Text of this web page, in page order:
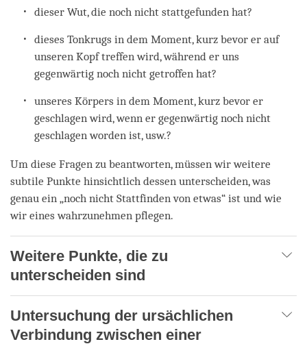
dieser Wut, die noch nicht stattgefunden hat?
dieses Tonkrugs in dem Moment, kurz bevor er auf
unseren Kopf treffen wird, während er uns
gegenwärtig noch nicht getroffen hat?
unseres Körpers in dem Moment, kurz bevor er
geschlagen wird, wenn er gegenwärtig noch nicht
geschlagen worden ist, usw.?
Um diese Fragen zu beantworten, müssen wir weitere
subtile Punkte hinsichtlich dessen unterscheiden, was
genau ein „noch nicht Stattfinden von etwas“ ist und wie
wir eines wahrzunehmen pflegen.
Weitere Punkte, die zu
unterscheiden sind
Untersuchung der ursächlichen
Verbindung zwischen einer